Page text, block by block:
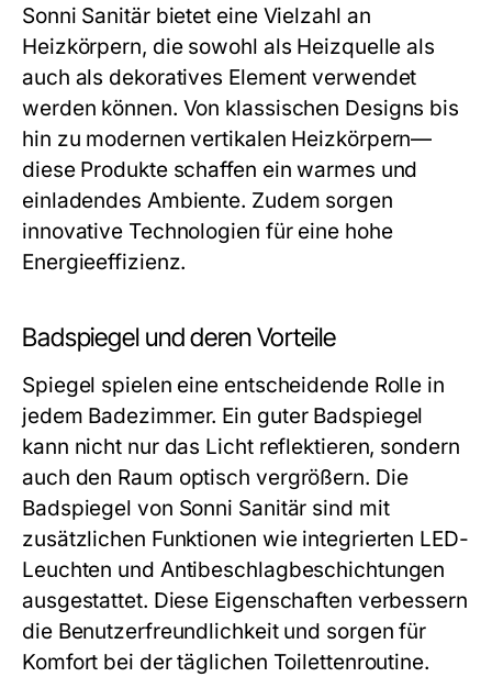
Sonni Sanitär bietet eine Vielzahl an
Heizkörpern, die sowohl als Heizquelle als
auch als dekoratives Element verwendet
werden können. Von klassischen Designs bis
hin zu modernen vertikalen Heizkörpern—
diese Produkte schaffen ein warmes und
einladendes Ambiente. Zudem sorgen
innovative Technologien für eine hohe
Energieeffizienz.
Badspiegel und deren Vorteile
Spiegel spielen eine entscheidende Rolle in
jedem Badezimmer. Ein guter Badspiegel
kann nicht nur das Licht reflektieren, sondern
auch den Raum optisch vergrößern. Die
Badspiegel von Sonni Sanitär sind mit
zusätzlichen Funktionen wie integrierten LED-
Leuchten und Antibeschlagbeschichtungen
ausgestattet. Diese Eigenschaften verbessern
die Benutzerfreundlichkeit und sorgen für
Komfort bei der täglichen Toilettenroutine.